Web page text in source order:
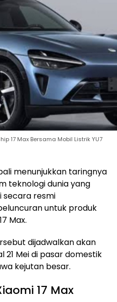
17 Max Bersama Mobil Listrik YU7
menunjukkan taringnya
teknologi dunia yang
secara resmi
untuk produk
Max.
dijadwalkan akan
Mei di pasar domestik
kejutan besar.
17 Max